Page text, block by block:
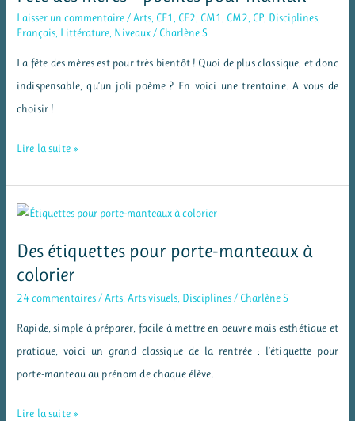
menus
de
Laisser un commentaire/Arts, CE1, CE2, CM1, CM2, CP, Disciplines,
Français, Littérature, Niveaux/ Charlène S
La fête des mères est pour très bientôt ! Quoi de plus classique, et donc
indispensable, qu’un joli poème ? En voici une trentaine. A vous de
choisir !
Fête
–
pour
maman
Lire la suite »
Des étiquettes pour porte-manteaux à
colorier
24 commentaires /Arts ,Arts visuels Disciplines / Charlène S
Rapide, simple à préparer, facile à mettre en oeuvre mais esthétique et
pratique, voici un grand classique de la rentrée : l’étiquette pour
porte-manteau au prénom de chaque élève.
Des
Lire la suite »